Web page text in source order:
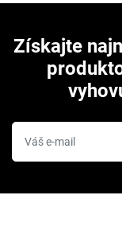
Získajte